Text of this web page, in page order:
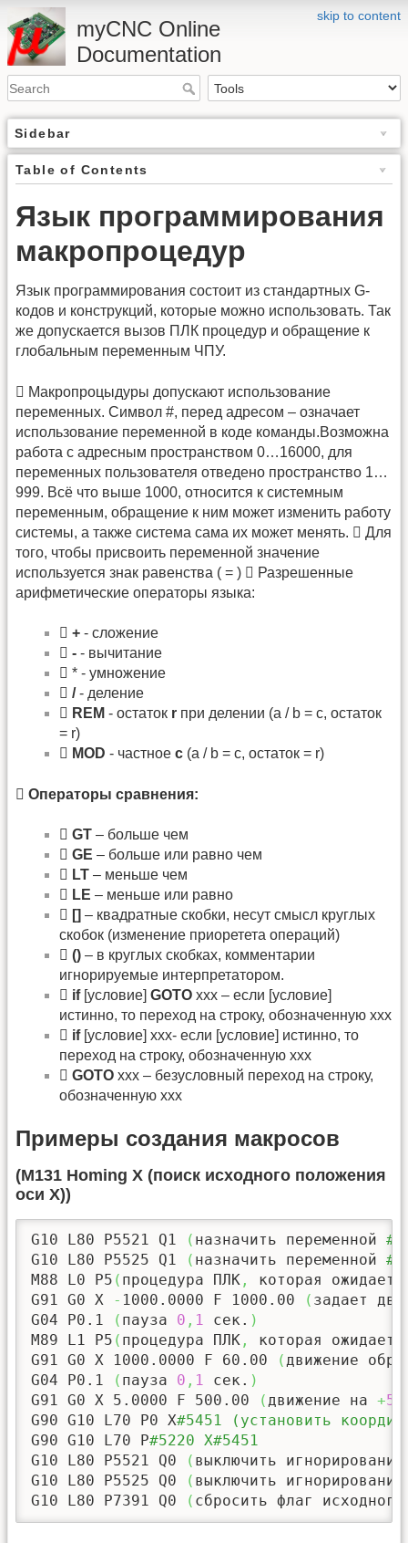
skip to content
myCNC Online
Documentation
Sidebar
Table of Contents
Язык программирования
макропроцедур
Язык программирования состоит из стандартных G-
кодов и конструкций, которые можно использовать. Так
же допускается вызов ПЛК процедур и обращение к
глобальным переменным ЧПУ.
 Макропроцыдуры допускают использование
переменных. Символ #, перед адресом – означает
использование переменной в коде команды.Возможна
работа с адресным пространством 0…16000, для
переменных пользователя отведено пространство 1…
999. Всё что выше 1000, относится к системным
переменным, обращение к ним может изменить работу
системы, а также система сама их может менять.  Для
того, чтобы присвоить переменной значение
используется знак равенства ( = )  Разрешенные
арифметические операторы языка:
 + - сложение
 - - вычитание
 * - умножение
 /- деление
 REM - остаток r при делении (a / b = c, остаток
= r)
 MOD - частное c (a / b = c, остаток = r)
 Операторы сравнения:
 GT – больше чем
 GE – больше или равно чем
 LT – меньше чем
 LE – меньше или равно
 [] – квадратные скобки, несут смысл круглых
скобок (изменение приоретета операций)
 () – в круглых скобках, комментарии
игнорируемые интерпретатором.
 if[условие] GOTO xxx – если [условие]
истинно, то переход на строку, обозначенную ххх
 if[условие] xxx- если [условие] истинно, то
переход на строку, обозначенную ххх
 GOTO xxx – безусловный переход на строку,
обозначенную ххх
Примеры создания макросов
(M131 Homing X (поиск исходного положения
оси Х))
G10 L80 P5521 Q1 ( назначить переменной
G10 L80 P5525 Q1
( назначить переменной
M88 L0 P5 ( процедура ПЛК ,
которая ожидает
G91 G0 X
- 1000.0000 F 1000.00 ( задает
G04 P0.1
( пауза 0 , 1 сек. )
M89 L1 P5 ( процедура ПЛК ,
которая ожидает
G91 G0 X
1000.0000 F 60.00 (движение
G04 P0.1
( пауза 0 , 1 сек. )
G91 G0 X 5.0000 F 500.00 (движение на +5
G90 G10 L70 P0 X#5451 (установить
G90 G10 L70 P#5220 X#5451
G10 L80 P5521 Q0
( выключить
G10 L80 P5525 Q0
( выключить
G10 L80 P7391 Q0
( сбросить флаг